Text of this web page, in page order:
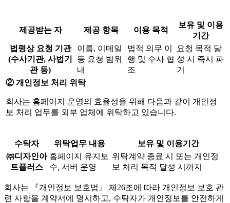
제공받는 자 제공 항목 이용 목적
보유 및 이용
기간
법령상 요청 기관
(수사기관, 사법기
관 등)
이름, 이메일
등 요청 범위
내
법적 의무 이
행 및 수사 협
조
요청 목적 달
성 시 즉시 파
기
② 개인정보 처리 위탁
회사는 홈페이지 운영의 효율성을 위해 다음과 같이 개인정
보 처리 업무를 외부 업체에 위탁하고 있습니다.
수탁자 위탁업무 내용
보유 및 이용기간
㈜디자인아
트플러스
홈페이지 유지보
수, 서버 운영
위탁계약 종료 시 또는 개인정
보 처리 목적 달성 시까지
회사는 『개인정보 보호법』 제26조에 따라 개인정보 보호 관
련 사항을 계약서에 명시하고, 수탁자가 개인정보를 안전하게